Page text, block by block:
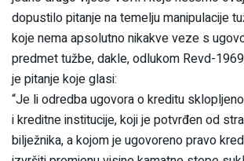
dopustilo pitanje na temelju manipulacije
koje nema apsolutno nikakve veze s
predmet tužbe, dakle, odlukom Revd-
je pitanje koje glasi:
“Je li odredba ugovora o kreditu
i kreditne institucije, koji je potvrđen od
bilježnika, a kojom je ugovoreno pravo